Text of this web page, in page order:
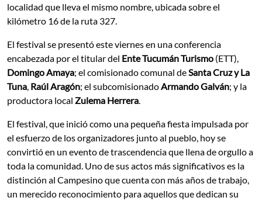
localidad que lleva el mismo nombre, ubicada sobre el
kilómetro 16 de la ruta 327.
El festival se presentó este viernes en una conferencia
encabezada por el titular del Ente Tucumán Turismo (ETT),
Domingo Amaya; el comisionado comunal deSanta Cruz y La
Tuna, Raúl Aragón; el subcomisionadoArmando Galván; y la
productora local Zulema Herrera.
El festival, que inició como una pequeña fiesta impulsada por
el esfuerzo de los organizadores junto al pueblo, hoy se
convirtió en un evento de trascendencia que llena de orgullo a
toda la comunidad. Uno de sus actos más significativos es la
distinción al Campesino que cuenta con más años de trabajo,
un merecido reconocimiento para aquellos que dedican su